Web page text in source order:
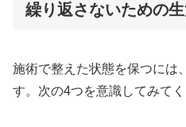
繰り返さないための
施術で整えた状態を保つには
す。次の4つを意識してみてく